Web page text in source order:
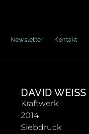
Newsletter Kontakt
DAVID WEISS
Kraftwerk
2014
Siebdruck